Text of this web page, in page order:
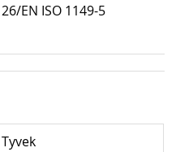
EN ISO 1149-5
Tyvek